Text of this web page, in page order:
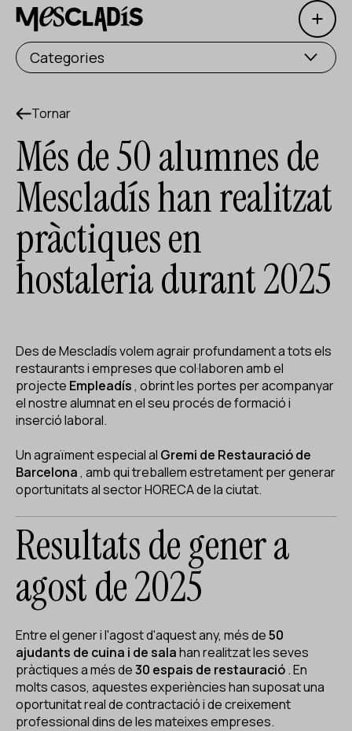
Open
Productora social
Productora d'experiències
Productora d'ocupació
Productora de coneixement
Productora cultural
Agenda
Els nostres tallers
Blog
FacebookInstagramYoutube
ES CA EN
Categories
Tornar
Més de 50 alumnes de
Mescladís han realitzat
pràctiques en
hostaleria durant 2025
Des de Mescladís volem agrair profundament a tots els
restaurants i empreses que col·laboren amb el
projecte Empleadís, obrint les portes per acompanyar
el nostre alumnat en el seu procés de formació i
inserció laboral.
Un agraïment especial al Gremi de Restauració de
Barcelona, amb qui treballem estretament per generar
oportunitats al sector HORECA de la ciutat.
Resultats de gener a
agost de 2025
Entre el gener i l'agost d'aquest any, més de50
ajudants de cuina i de salahan realitzat les seves
pràctiques a més de30 espais de restauració. En
molts casos, aquestes experiències han suposat una
oportunitat real de contractació i de creixement
professional dins de les mateixes empreses.